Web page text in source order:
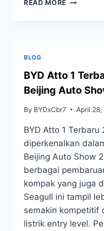
READ MORE
BLOG
BYD Atto 1
Beijing Auto
By BYDxCbr7 April
BYD Atto 1 Terbaru
diperkenalkan
Beijing Auto Show
berbagai
kompak yang juga
Seagull ini tampil
semakin kompetitif
listrik entry level.